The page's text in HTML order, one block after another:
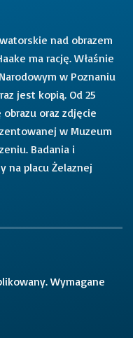
nad obrazem
ma rację. Właśnie
w Poznaniu
jest kopią. Od 25
oraz zdjęcie
w Muzeum
Badania i
na placu Żelaznej
Wymagane